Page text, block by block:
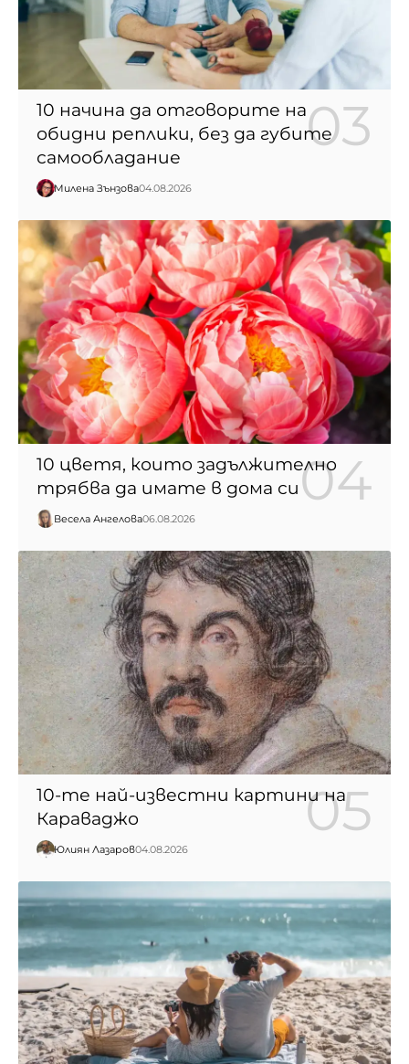
10 начина да отговорите на
обидни реплики, без да губите
самообладание
Милена Зънзова04.08.2026
10 цветя, които задължително
трябва да имате в дома си
Весела Ангелова06.08.2026
10-те най-известни картини на
Караваджо
Юлиян Лазаров04.08.2026